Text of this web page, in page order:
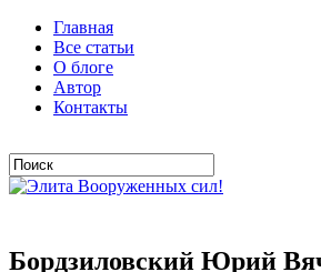
Главная
Все статьи
О блоге
Автор
Контакты
Бордзиловский Юрий